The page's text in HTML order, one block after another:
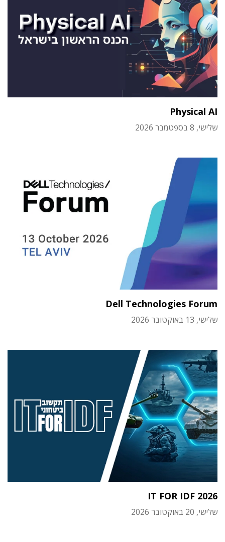
Physical AI
שלישי, 8 בספטמבר 2026
Dell Technologies Forum
שלישי, 13 באוקטובר 2026
IT FOR IDF 2026
שלישי, 20 באוקטובר 2026